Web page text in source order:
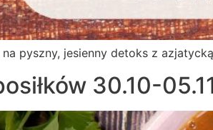
na pyszny, jesienny detoks z
30.10-